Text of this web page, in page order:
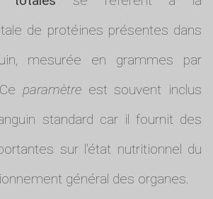
de protéines présentes dans
mesurée en grammes par
paramètre est souvent inclus
standard car il fournit des
sur l'état nutritionnel du
général des organes.